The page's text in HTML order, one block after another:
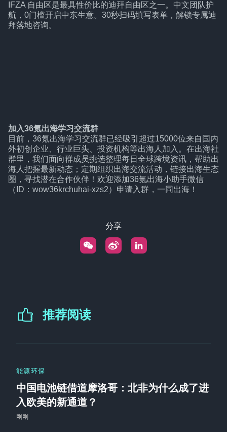
IFZA 自由区是最具性价比的迪拜自由区之一。中文团队护
航，0门槛开启中东生意。30秒扫码填写表单，解锁专属迪
拜落地咨询。
加入36氪出海学习交流群
目前，36氪出海学习交流群已经吸引超过15000位来自国内
外初创企业、行业巨头、投资机构等出海人加入。在出海社
群里，我们面向群成员挑选整理每日全球跨境资讯，帮助出
海人把握最新动态；定期组织出海交流活动，链接出海生态
圈，寻找潜在合作伙伴！欢迎添加36氪出海小助手微信
（ID：wow36krchuhai-xzs2）申请入群，一同出海！
分享
推荐阅读
能源环保
中国电池链借道摩洛哥：北非为什么成了进
入欧美的新通道？
刚刚